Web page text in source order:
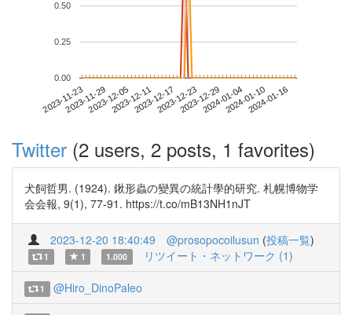
2023-11-232023-11-292023-12-052023-12-112023-12-172023-12-232023-12-292024-01-042024-01-102024-01-16
0.00
0.25
0.50
Twitter (2 users, 2 posts, 1 favorites)
犬飼哲男. (1924). 鍬形蟲の變異の統計學的研究. 札幌博物学
会会報, 9(1), 77-91. https://t.co/mB13NH1nJT
2023-12-20 18:40:49 @prosopocoilusun (投稿一覧)
1 1 1.000 リツイート・ネットワーク (1)
1 @Hiro_DinoPaleo